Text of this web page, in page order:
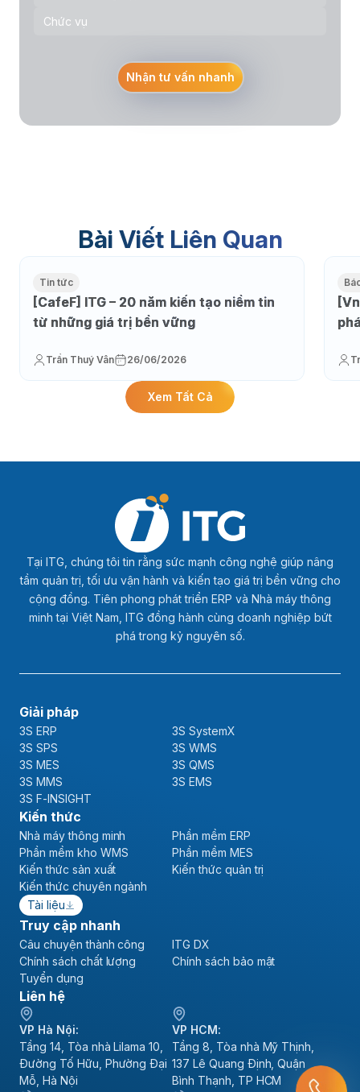
Nhận tư vấn nhanh
Bài Viết Liên Quan
Tin tức
[CafeF] ITG – 20 năm kiến tạo niềm tin
từ những giá trị bền vững
Trần Thuý Vân 26/06/2026
Xem Tất Cả
Tại ITG, chúng tôi tin rằng sức mạnh công nghệ giúp nâng
tầm quản trị, tối ưu vận hành và kiến tạo giá trị bền vững cho
cộng đồng. Tiên phong phát triển ERP và Nhà máy thông
minh tại Việt Nam, ITG đồng hành cùng doanh nghiệp bứt
phá trong kỷ nguyên số.
Giải pháp
3S ERP
3S SystemX
3S SPS
3S WMS
3S MES
3S QMS
3S MMS
3S EMS
3S F-INSIGHT
Kiến thức
Nhà máy thông minh
Phần mềm ERP
Phần mềm kho WMS
Phần mềm MES
Kiến thức sản xuất
Kiến thức quản trị
Kiến thức chuyên ngành
Tài liệu
Truy cập nhanh
Câu chuyện thành công
ITG DX
Chính sách chất lượng
Chính sách bảo mật
Tuyển dụng
Liên hệ
VP Hà Nội:
Tầng 14, Tòa nhà Lilama 10,
Đường Tố Hữu, Phường Đại
Mỗ, Hà Nội
VP HCM:
Tầng 8, Tòa nhà Mỹ Thịnh,
137 Lê Quang Định, Quận
Bình Thạnh, TP HCM